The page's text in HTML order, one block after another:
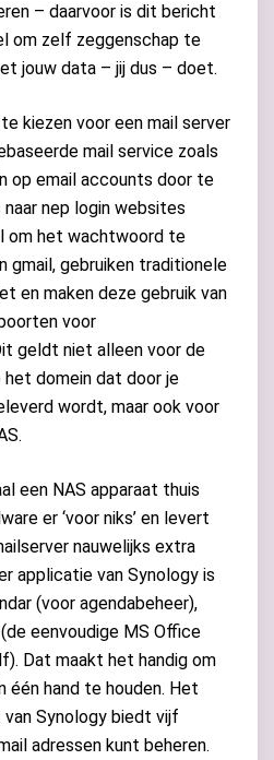
– daarvoor is dit bericht
om zelf zeggenschap te
jouw data – jij dus – doet.
kiezen voor een mail server
mail service zoals
op email accounts door te
naar nep login websites
om het wachtwoord te
gmail, gebruiken traditionele
en maken deze gebruik van
voor
geldt niet alleen voor de
domein dat door je
wordt, maar ook voor
een NAS apparaat thuis
er ‘voor niks’ en levert
nauwelijks extra
applicatie van Synology is
(voor agendabeheer),
eenvoudige MS Office
Dat maakt het handig om
één hand te houden. Het
Synology biedt vijf
adressen kunt beheren.